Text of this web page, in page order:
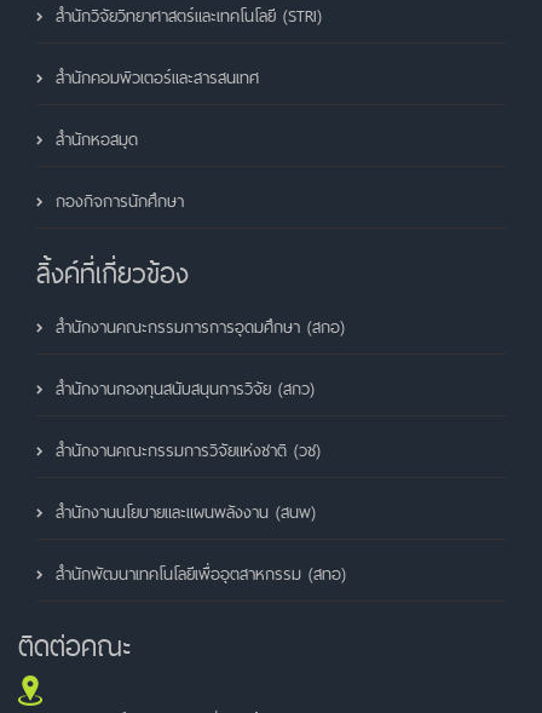
สำนักวิจัยวิทยาศาสตร์และเทคโนโลยี (STRI)
สำนักคอมพิวเตอร์และสารสนเทศ
สำนักหอสมุด
กองกิจการนักศึกษา
ลิ้งค์ที่เกี่ยวข้อง
สำนักงานคณะกรรมการการอุดมศึกษา (สกอ)
สำนักงานกองทุนสนับสนุนการวิจัย (สกว)
สำนักงานคณะกรรมการวิจัยแห่งชาติ (วช)
สำนักงานนโยบายและแผนพลังงาน (สนพ)
สำนักพัฒนาเทคโนโลยีเพื่ออุตสาหกรรม (สทอ)
ติดต่อคณะ